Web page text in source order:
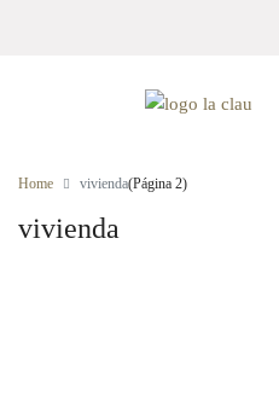
Home vivienda(Página 2)
vivienda